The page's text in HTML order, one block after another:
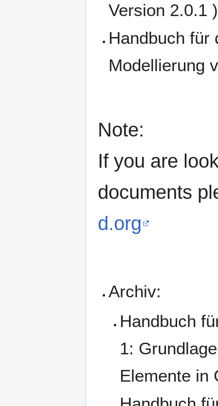
Version 2.0.1
Handbuch für
Modellierung
Note:
If you are
documents
d.org
Archiv:
Handbuch
1:
Elemente in